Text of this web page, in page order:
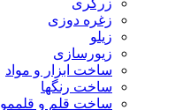
زغره دوزی
زیلو
زیورسازی
ساخت ابزار و مواد
ساخت رنگها
ساخت قلم و قلممو